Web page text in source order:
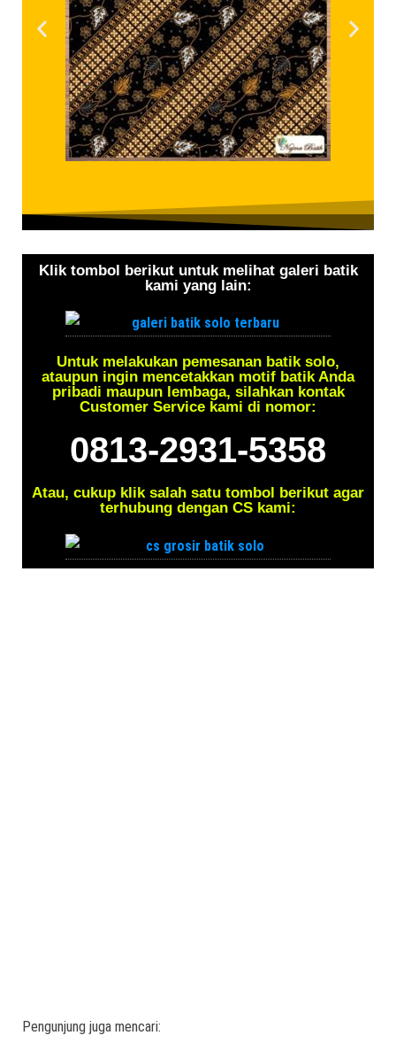
Klik tombol berikut untuk melihat galeri batik
kami yang lain:
Untuk melakukan pemesanan batik solo,
ataupun ingin mencetakkan motif batik Anda
pribadi maupun lembaga, silahkan kontak
Customer Service kami di nomor:
0813-2931-5358
Atau, cukup klik salah satu tombol berikut agar
terhubung dengan CS kami:
Pengunjung juga mencari: